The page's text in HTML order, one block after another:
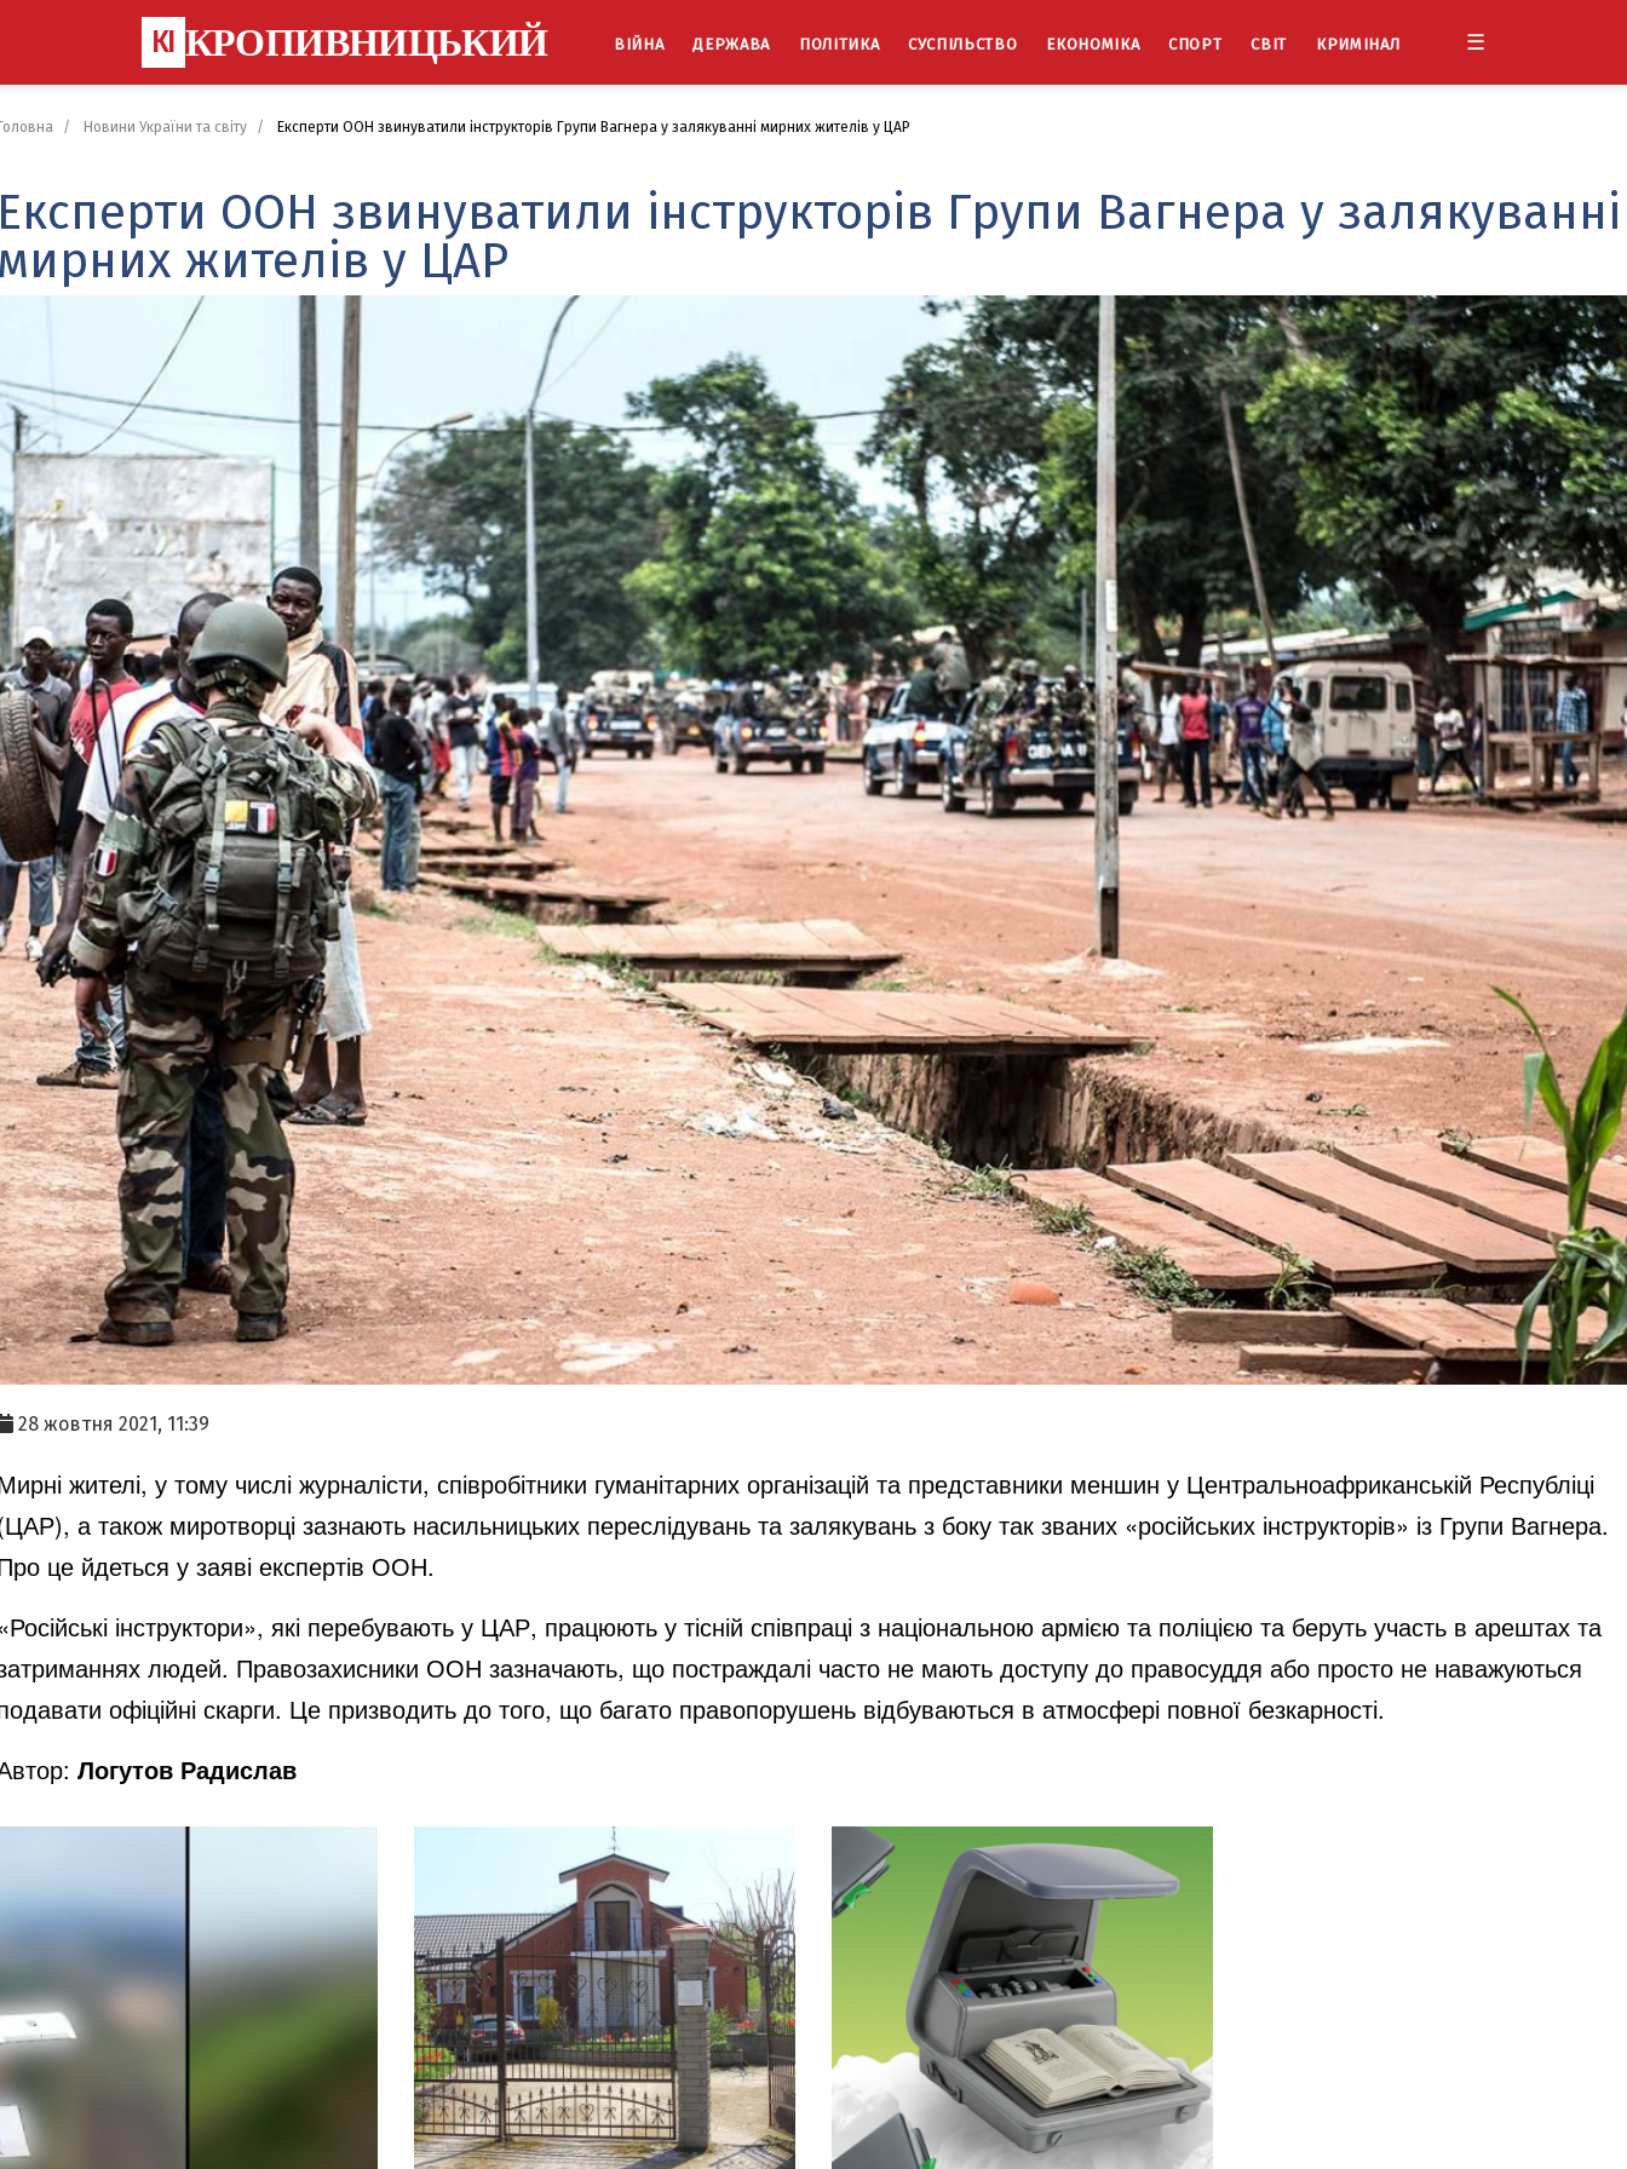
КІ КРОПИВНИЦЬКИЙ ВІЙНА ДЕРЖАВА ПОЛІТИКА СУСПІЛЬСТВО ЕКОНОМІКА СПОРТ СВІТ КРИМІНАЛ ☰
Новини України та світу Експерти ООН звинуватили інструкторів Групи Вагнера у залякуванні мирних жителів у ЦАР
ООН звинуватили інструкторів Групи Вагнера у залякуванні
жителів у ЦАР
28 жовтня 2021, 11:39
жителі, у тому числі журналісти, співробітники гуманітарних організацій та представники меншин у Центральноафриканській Республіці
а також миротворці зазнають насильницьких переслідувань та залякувань з боку так званих «російських інструкторів» із Групи Вагнера.
це йдеться у заяві експертів ООН.
інструктори», які перебувають у ЦАР, працюють у тісній співпраці з національною армією та поліцією та беруть участь в арештах та
людей. Правозахисники ООН зазначають, що постраждалі часто не мають доступу до правосуддя або просто не наважуються
офіційні скарги. Це призводить до того, що багато правопорушень відбуваються в атмосфері повної безкарності.
Логутов Радислав